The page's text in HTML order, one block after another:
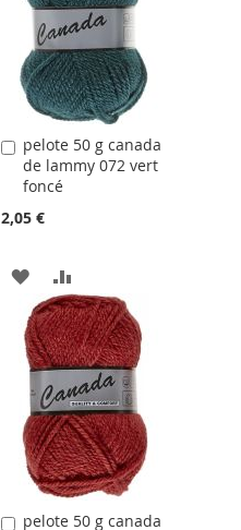
LISTE
D'ACHATS
pelote 50 g canada
de lammy 072 vert
foncé
2,05 €
Ajouter
au
panier
AJOUTER
À
LA
LISTE
D'ACHATS
AU
COMPARATEUR
pelote 50 g canada
Ajouter